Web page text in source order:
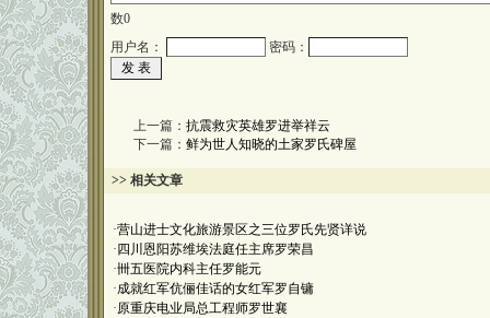
数0
用户名：
密码：
上一篇： 抗震救灾英雄罗进举祥云
下一篇： 鲜为世人知晓的土家罗氏碑屋
>> 相关文章
·营山进士文化旅游景区之三位罗氏先贤详说
· 四川恩阳苏维埃法庭任主席罗荣昌
·卌五医院内科主任罗能元
·成就红军伉俪佳话的女红军罗自镛
·原重庆电业局总工程师罗世襄